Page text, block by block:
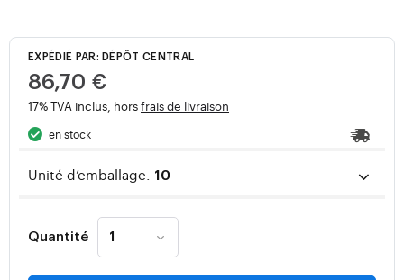
EXPÉDIÉ PAR: DÉPÔT CENTRAL
86,70 €
17% TVA inclus, horsfrais de livraison
en stock
Unité d’emballage: 10
Quantité